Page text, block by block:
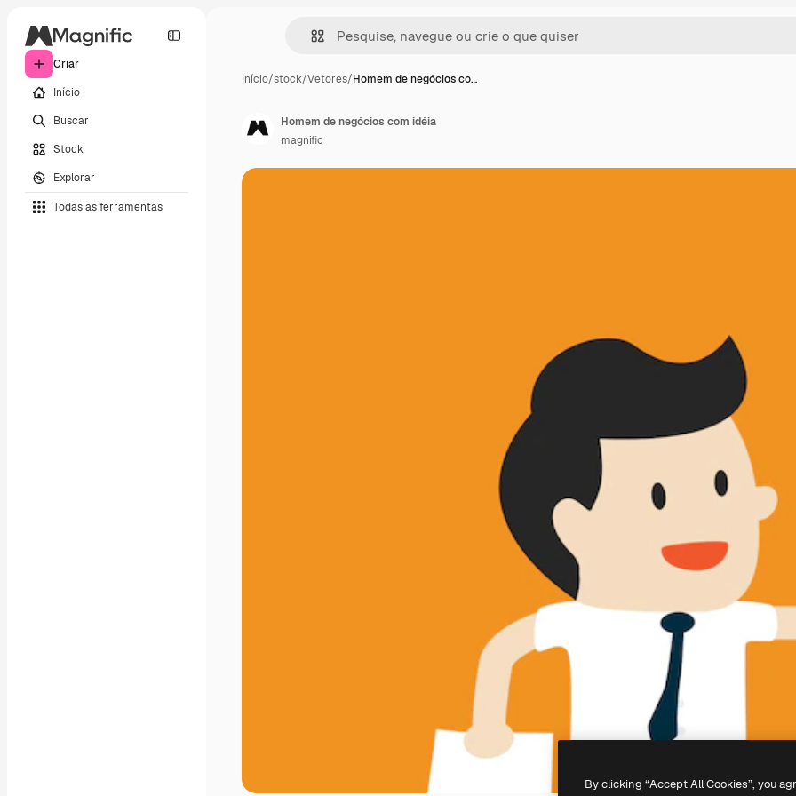
Criar
Início
Buscar
Stock
Explorar
Todas as ferramentas
Início/stock/Vetores/Homem de negócios co…
Homem de negócios com idéia
magnific
By clicking “Accept All Cookies”, you